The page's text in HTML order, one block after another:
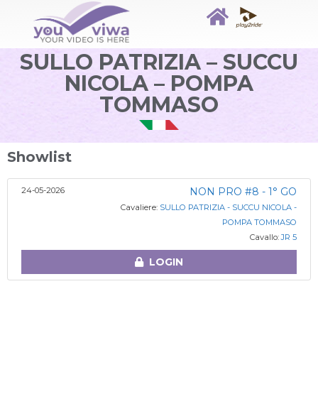
SULLO PATRIZIA – SUCCU
NICOLA – POMPA
TOMMASO
Showlist
24-05-2026 NON PRO #8 - 1° GO
Cavaliere: SULLO PATRIZIA - SUCCU NICOLA -
POMPA TOMMASO
Cavallo:JR 5
LOGIN